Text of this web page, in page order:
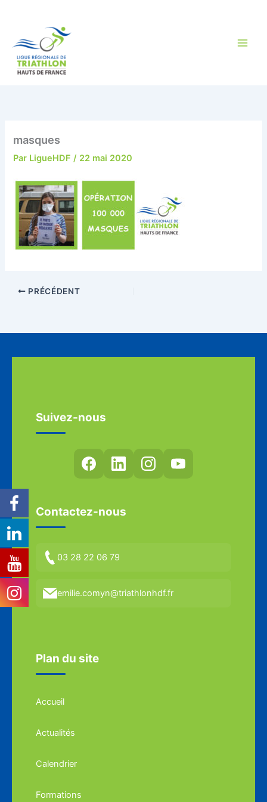
masques
Par LigueHDF/ 22 mai 2020
PRÉCÉDENT
Suivez-nous
Contactez-nous
03 28 22 06 79
emilie.comyn@triathlonhdf.fr
Plan du site
Accueil
Actualités
Calendrier
Formations